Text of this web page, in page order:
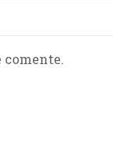
comente.